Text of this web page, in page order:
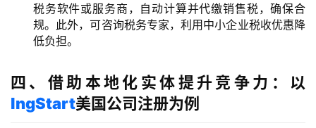
海
税务软件或服务商，自动计算并代缴销售税，确保合
规。此外，可咨询税务专家，利用中小企业税收优惠降
低负担。
四、借助本地化实体提升竞争力：以
lngStart美国公司注册为例